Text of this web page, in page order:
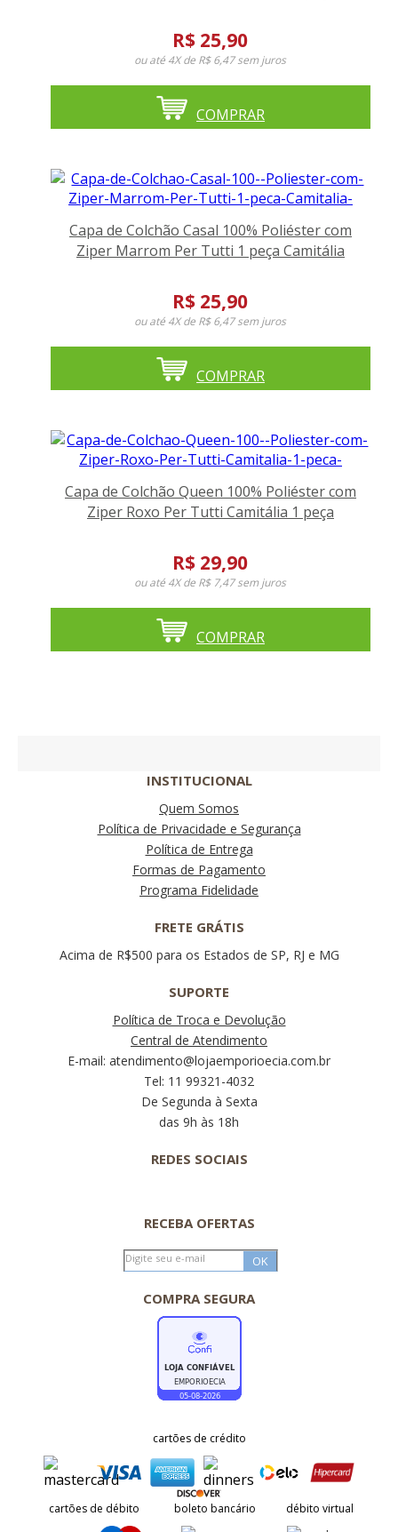
R$ 25,90
ou até 4X de R$ 6,47sem juros
COMPRAR
Capa de Colchão Casal 100% Poliéster com
Ziper Marrom Per Tutti 1 peça Camitália
R$ 25,90
ou até 4X de R$ 6,47sem juros
COMPRAR
Capa de Colchão Queen 100% Poliéster com
Ziper Roxo Per Tutti Camitália 1 peça
R$ 29,90
ou até 4X de R$ 7,47sem juros
COMPRAR
INSTITUCIONAL
Quem Somos
Política de Privacidade e Segurança
Política de Entrega
Formas de Pagamento
Programa Fidelidade
FRETE GRÁTIS
Acima de R$500 para os Estados de SP, RJ e MG
SUPORTE
Política de Troca e Devolução
Central de Atendimento
E-mail: atendimento@lojaemporioecia.com.br
Tel: 11 99321-4032
De Segunda à Sexta
das 9h às 18h
REDES SOCIAIS
RECEBA OFERTAS
COMPRA SEGURA
cartões de crédito
cartões de débito boleto bancário débito virtual